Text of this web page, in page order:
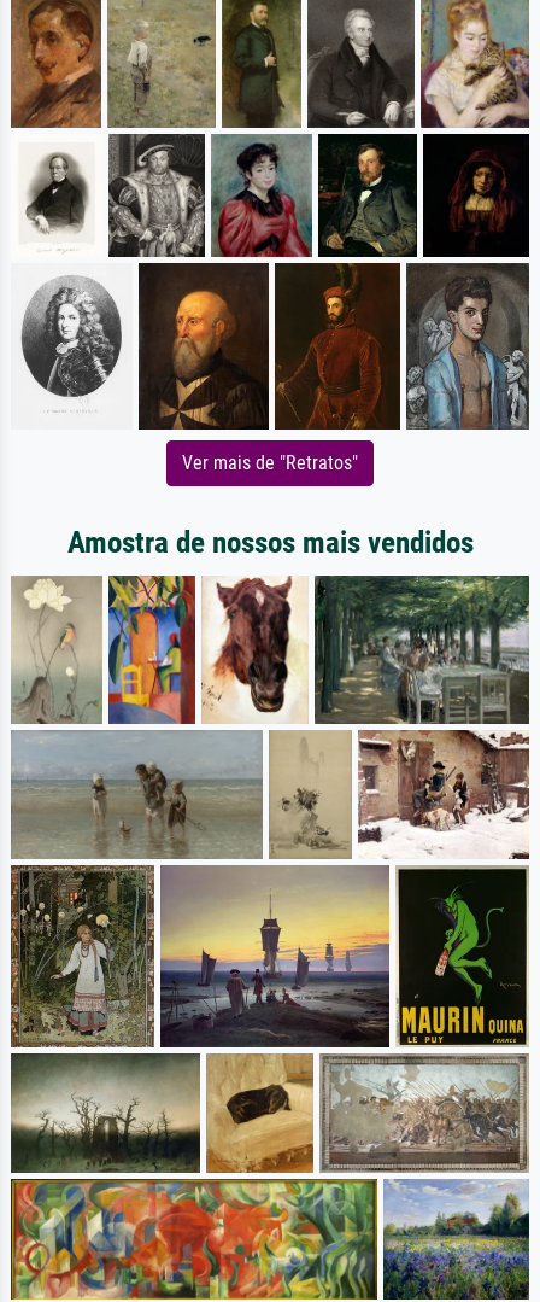
Ver mais de "Retratos"
Amostra de nossos mais vendidos